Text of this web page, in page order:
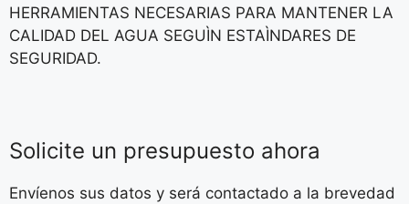
HERRAMIENTAS NECESARIAS PARA MANTENER LA
CALIDAD DEL AGUA SEGUÌN ESTAÌNDARES DE
SEGURIDAD.
Solicite un presupuesto ahora
Envíenos sus datos y será contactado a la brevedad